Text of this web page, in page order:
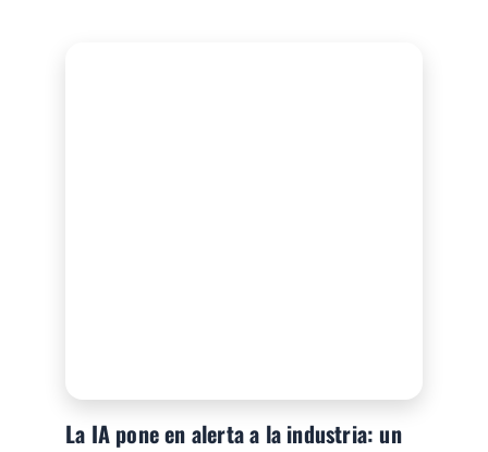
La IA pone en alerta a la industria: un